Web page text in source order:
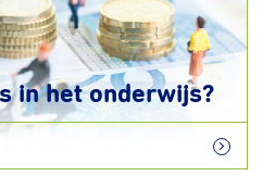
in het onderwijs?